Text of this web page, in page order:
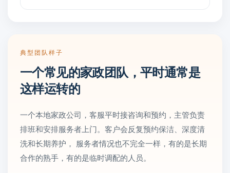
典型团队样子
一个常见的家政团队，平时通常是
这样运转的
一个本地家政公司，客服平时接咨询和预约，主管负责
排班和安排服务者上门。客户会反复预约保洁、深度清
洗和长期养护， 服务者情况也不完全一样，有的是长期
合作的熟手，有的是临时调配的人员。